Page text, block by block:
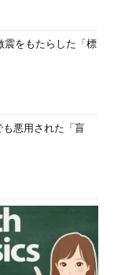
震をもたらした「標
も悪用された「盲